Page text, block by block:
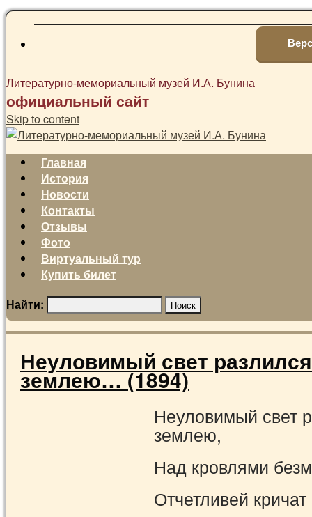
Литературно-мемориальный музей И.А. Бунина
официальный сайт
Skip to content
Главная
История
Новости
Контакты
Отзывы
Фото
Виртуальный тур
Купить билет
Найти:
Неуловимый свет
землею… (1894)
Неуловимый свет
землею,
Над кровлями
Отчетливей